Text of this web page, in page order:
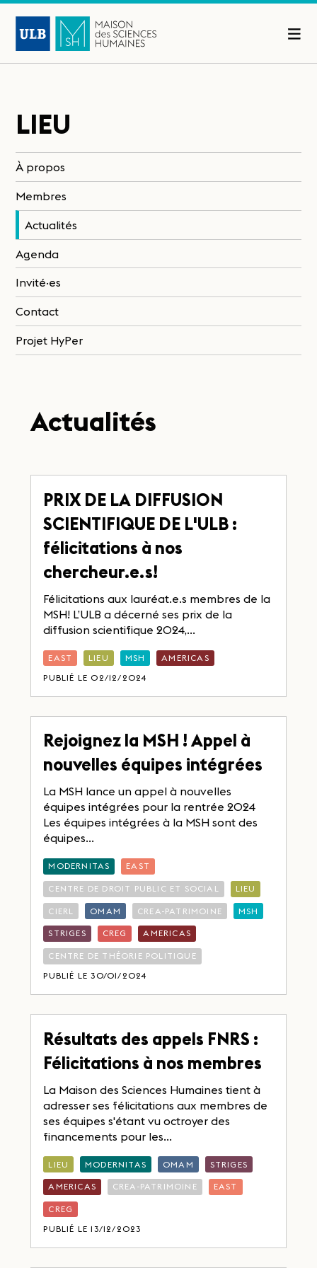
LIEU
À propos
Membres
Actualités
Agenda
Invité·es
Contact
Projet HyPer
Actualités
PRIX DE LA DIFFUSION
SCIENTIFIQUE DE L'ULB :
félicitations à nos
chercheur.e.s!
Félicitations aux lauréat.e.s membres de la
MSH! L’ULB a décerné ses prix de la
diffusion scientifique 2024,...
EAST LIEU MSH
AMERICAS
PUBLIÉ LE 02/12/2024
Rejoignez la MSH ! Appel à
nouvelles équipes intégrées
La MSH lance un appel à nouvelles
équipes intégrées pour la rentrée 2024
Les équipes intégrées à la MSH sont des
équipes...
MODERNITAS EAST
CENTRE DE DROIT PUBLIC ET SOCIAL LIEU
CIERL OMAM CREA-PATRIMOINE MSH
STRIGES CREG AMERICAS
CENTRE DE THÉORIE POLITIQUE
PUBLIÉ LE 30/01/2024
Résultats des appels FNRS :
Félicitations à nos membres
La Maison des Sciences Humaines tient à
adresser ses félicitations aux membres de
ses équipes s'étant vu octroyer des
financements pour les...
LIEU MODERNITAS OMAM STRIGES
AMERICAS CREA-PATRIMOINE EAST
CREG
PUBLIÉ LE 13/12/2023